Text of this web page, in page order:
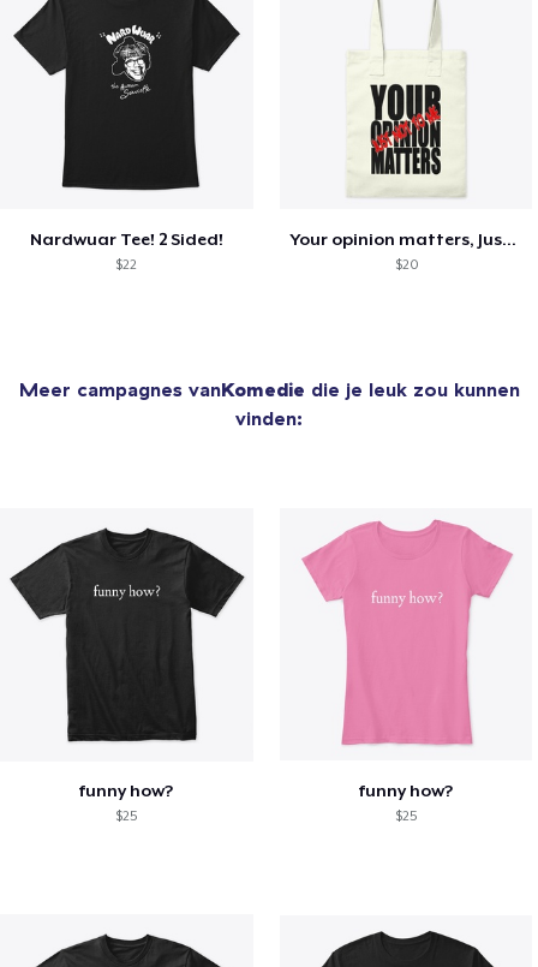
Nardwuar Tee! 2 Sided!
$22
Your opinion matters, Just not to me!
$20
Meer campagnes vanKomedie die je leuk zou kunnen
vinden:
funny how?
$25
funny how?
$25